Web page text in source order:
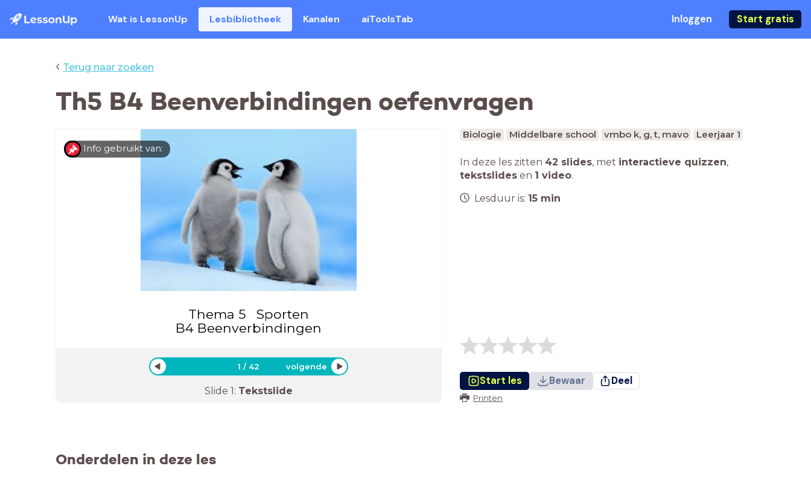
Wat is LessonUp Lesbibliotheek Kanalen aiToolsTab Inloggen Start gratis
‹ Terug naar zoeken
Th5 B4 Beenverbindingen oefenvragen
Thema 5 Sporten
B4 Beenverbindingen
Info gebruikt van:
1 / 42 volgende
Slide 1: Tekstslide
Biologie Middelbare school vmbo k, g, t, mavo Leerjaar 1
In deze les zitten 42 slides, met interactieve quizzen,
tekstslides en 1 video.
Lesduur is: 15 min
Start les Bewaar Deel
Printen
Onderdelen in deze les